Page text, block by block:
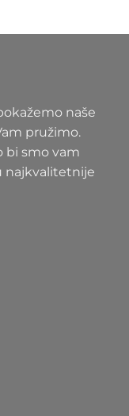
RSD
naše
pružimo.
bi smo vam
najkvalitetnije